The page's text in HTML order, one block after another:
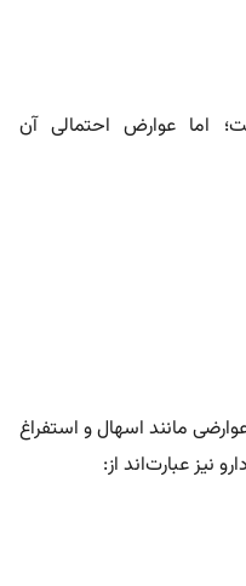
اما عوارض احتمالی آن
مانند اسهال و استفراغ
نیز عبارت‌اند از: